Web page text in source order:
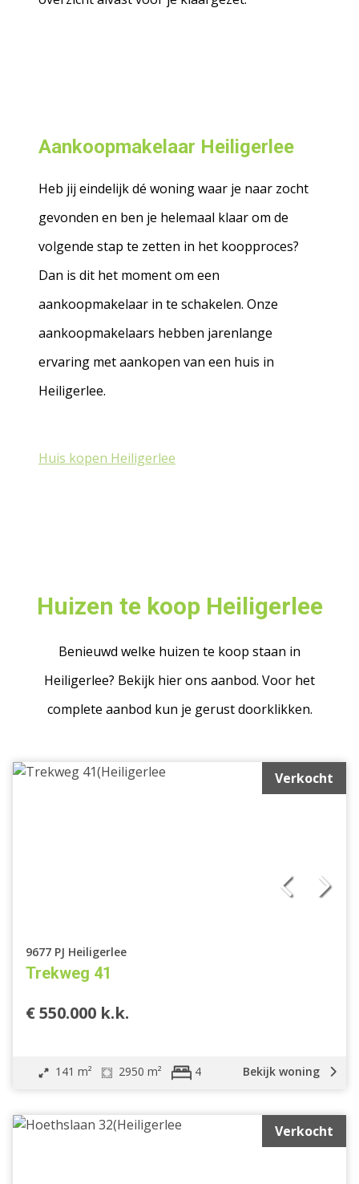
Aankoopmakelaar Heiligerlee
Heb jij eindelijk dé woning waar je naar zocht
gevonden en ben je helemaal klaar om de
volgende stap te zetten in het koopproces?
Dan is dit het moment om een
aankoopmakelaar in te schakelen. Onze
aankoopmakelaars hebben jarenlange
ervaring met aankopen van een huis in
Heiligerlee.
Huis kopen Heiligerlee
Huizen te koop Heiligerlee
Benieuwd welke huizen te koop staan in
Heiligerlee? Bekijk hier ons aanbod. Voor het
complete aanbod kun je gerust doorklikken.
Verkocht
9677 PJ Heiligerlee
Trekweg 41
€ 550.000 k.k.
141 m² 2950 m² 4 Bekijk woning
Verkocht